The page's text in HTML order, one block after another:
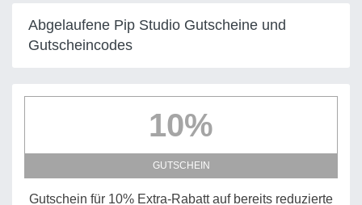
Abgelaufene Pip Studio Gutscheine und
Gutscheincodes
10%
GUTSCHEIN
Gutschein für 10% Extra-Rabatt auf bereits reduzierte